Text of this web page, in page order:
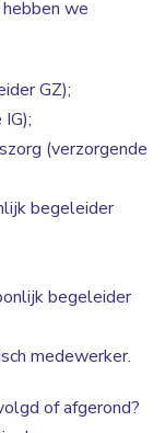
we
GZ);
(verzorgende
begeleider
begeleider
medewerker.
of afgerond?